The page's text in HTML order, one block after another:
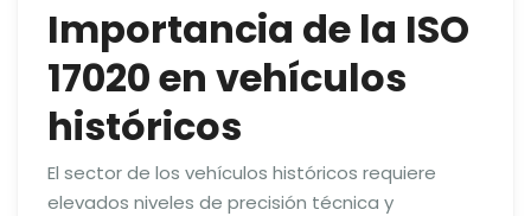
Importancia de la ISO
17020 en vehículos
históricos
El sector de los vehículos históricos requiere
elevados niveles de precisión técnica y